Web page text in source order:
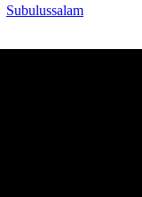
Subulussalam